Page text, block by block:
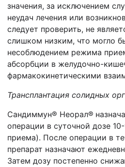
значения, за исключением
неудач лечения или
следует проверить, не
слишком низким, что могло
несоблюдением режима
абсорбции в желудочно-
фармакокинетическими
Трансплантация солидных
Сандиммун® Неорал®
операции в суточной дозе
приема). После операции в
препарат назначают
Затем дозу постепенно